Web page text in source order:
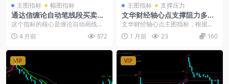
主图指标 幅图指标
通达信缠论自动笔线段买卖点
指标公式
这个指标的核心是缠论自动画线与
涨停标记的组合。 核心逻辑：通过
复杂的算法自动识别...
4 月前 872
主图指标 支撑压力
文华财经轴心点支撑阻力多档
自动画线指标公式
文华财经轴心点主图指标，根据前
一周期高低收盘价自动计算轴心点
及五档支撑阻力位，并...
1 月前 23 160
VIP VIP